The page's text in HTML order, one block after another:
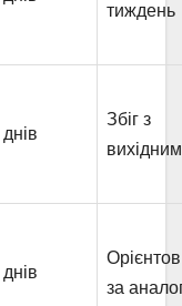
тиждень
Збіг з
за